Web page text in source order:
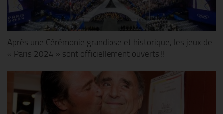
Après une Cérémonie grandiose et historique, les jeux de
« Paris 2024 » sont officiellement ouverts !!